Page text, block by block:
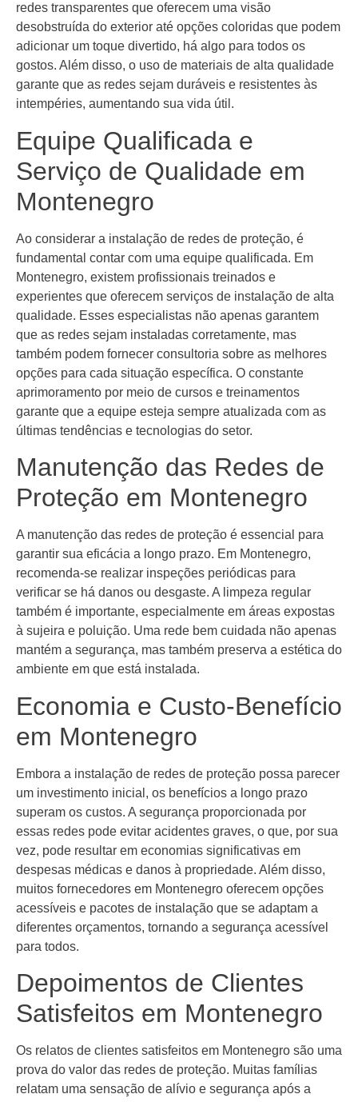
redes transparentes que oferecem uma visão
desobstruída do exterior até opções coloridas que podem
adicionar um toque divertido, há algo para todos os
gostos. Além disso, o uso de materiais de alta qualidade
garante que as redes sejam duráveis e resistentes às
intempéries, aumentando sua vida útil.
Equipe Qualificada e
Serviço de Qualidade em
Montenegro
Ao considerar a instalação de redes de proteção, é
fundamental contar com uma equipe qualificada. Em
Montenegro, existem profissionais treinados e
experientes que oferecem serviços de instalação de alta
qualidade. Esses especialistas não apenas garantem
que as redes sejam instaladas corretamente, mas
também podem fornecer consultoria sobre as melhores
opções para cada situação específica. O constante
aprimoramento por meio de cursos e treinamentos
garante que a equipe esteja sempre atualizada com as
últimas tendências e tecnologias do setor.
Manutenção das Redes de
Proteção em Montenegro
A manutenção das redes de proteção é essencial para
garantir sua eficácia a longo prazo. Em Montenegro,
recomenda-se realizar inspeções periódicas para
verificar se há danos ou desgaste. A limpeza regular
também é importante, especialmente em áreas expostas
à sujeira e poluição. Uma rede bem cuidada não apenas
mantém a segurança, mas também preserva a estética do
ambiente em que está instalada.
Economia e Custo-Benefício
em Montenegro
Embora a instalação de redes de proteção possa parecer
um investimento inicial, os benefícios a longo prazo
superam os custos. A segurança proporcionada por
essas redes pode evitar acidentes graves, o que, por sua
vez, pode resultar em economias significativas em
despesas médicas e danos à propriedade. Além disso,
muitos fornecedores em Montenegro oferecem opções
acessíveis e pacotes de instalação que se adaptam a
diferentes orçamentos, tornando a segurança acessível
para todos.
Depoimentos de Clientes
Satisfeitos em Montenegro
Os relatos de clientes satisfeitos em Montenegro são uma
prova do valor das redes de proteção. Muitas famílias
relatam uma sensação de alívio e segurança após a